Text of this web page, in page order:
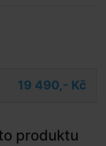
19 490,- Kč
produktu